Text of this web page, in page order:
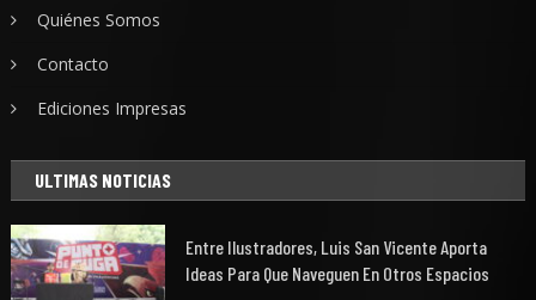
Quiénes Somos
Contacto
Ediciones Impresas
ULTIMAS NOTICIAS
Entre Ilustradores, Luis San Vicente Aporta
Ideas Para Que Naveguen En Otros Espacios